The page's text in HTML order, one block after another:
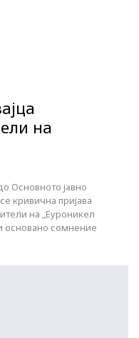
на
Основното јавно
кривична пријава
на „Еуроникел
основано сомнение